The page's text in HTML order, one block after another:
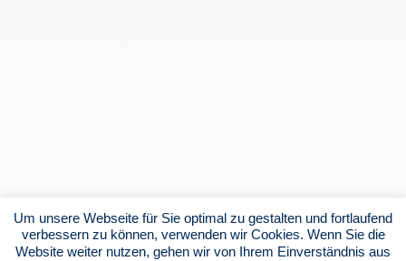
Um unsere Webseite für Sie optimal zu gestalten und fortlaufend
verbessern zu können, verwenden wir Cookies. Wenn Sie die
Website weiter nutzen, gehen wir von Ihrem Einverständnis aus